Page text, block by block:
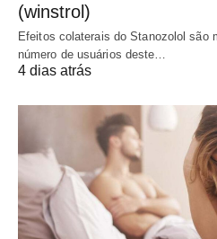
(winstrol)
Efeitos colaterais do Stanozolol são
número de usuários deste…
4 dias atrás